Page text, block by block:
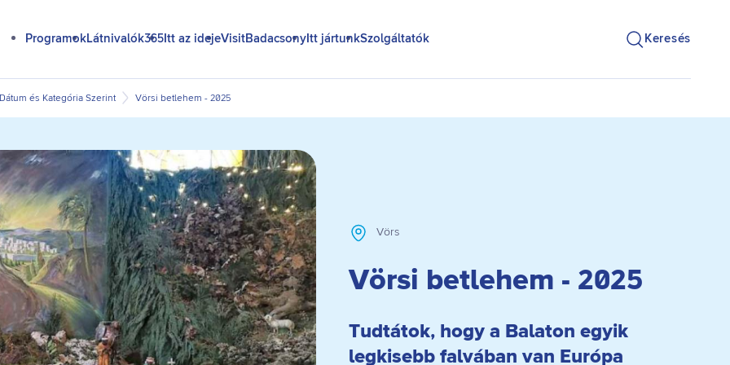
ProgramokLátnivalók365Itt az idejeVisitBadacsonyItt jártunkSzolgáltatók Keresés
és Kategória Szerint Vörsi betlehem - 2025
Vörs
Vörsi betlehem - 2025
Tudtátok, hogy a Balaton egyik
legkisebb falvában van Európa